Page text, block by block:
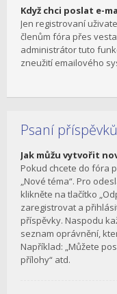
Když chci poslat e-
Jen registrovaní
členům fóra přes
administrátor tuto
zneužití emailového
Psaní příspěvků
Jak můžu vytvořit
Pokud chcete do fóra
„Nové téma“. Pro
klikněte na tlačítko
zaregistrovat a
příspěvky. Naspodu
seznam oprávnění,
Například: „Můžete
přílohy“ atd.